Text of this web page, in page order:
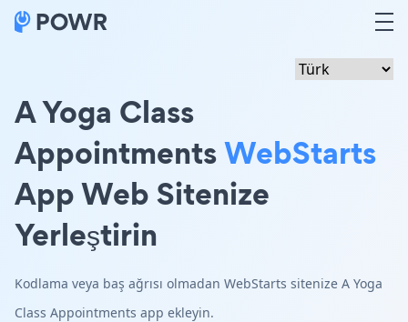
A Yoga Class
AppointmentsWebStarts
App Web Sitenize
Yerleştirin
Kodlama veya baş ağrısı olmadan WebStarts sitenize A Yoga
Class Appointments app ekleyin.